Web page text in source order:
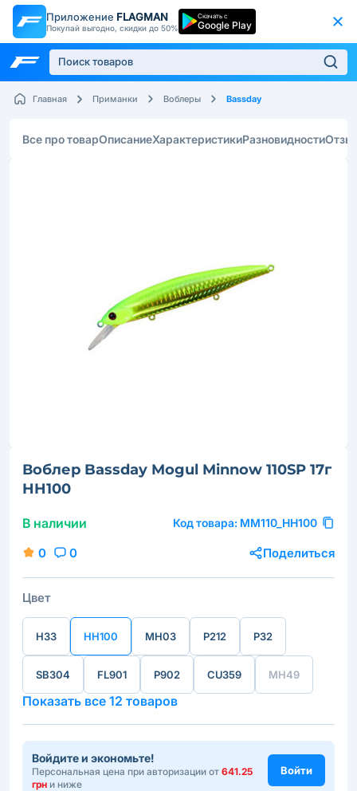
Приложение FLAGMAN
Покупай выгодно, скидки до 50%
Скачать с
Google Play
Главная Приманки Воблеры Bassday
Все про товарОписаниеХарактеристикиРазновидности
Воблер Bassday Mogul Minnow 110SP 17г
HH100
В наличии Код товара: MM110_HH100
0 0 Поделиться
Цвет
H33 HH100 MH03 P212 P32
SB304 FL901 P902 CU359 MH49
Показать все 12 товаров
Войдите и экономьте!
Персональная цена при авторизации от 641.25
грн и ниже
Войти